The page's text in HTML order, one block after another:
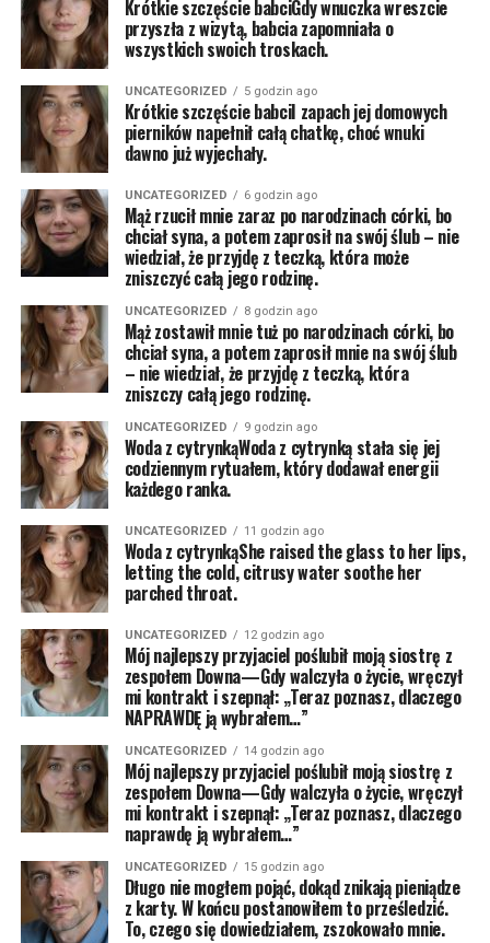
Krótkie szczęście babciGdy wnuczka wreszcie
przyszła z wizytą, babcia zapomniała o
wszystkich swoich troskach.
UNCATEGORIZED 5 godzin ago
Krótkie szczęście babciI zapach jej domowych
pierników napełnił całą chatkę, choć wnuki
dawno już wyjechały.
UNCATEGORIZED 6 godzin ago
Mąż rzucił mnie zaraz po narodzinach córki, bo
chciał syna, a potem zaprosił na swój ślub – nie
wiedział, że przyjdę z teczką, która może
zniszczyć całą jego rodzinę.
UNCATEGORIZED 8 godzin ago
Mąż zostawił mnie tuż po narodzinach córki, bo
chciał syna, a potem zaprosił mnie na swój ślub
– nie wiedział, że przyjdę z teczką, która
zniszczy całą jego rodzinę.
UNCATEGORIZED 9 godzin ago
Woda z cytrynkąWoda z cytrynką stała się jej
codziennym rytuałem, który dodawał energii
każdego ranka.
UNCATEGORIZED 11 godzin ago
Woda z cytrynkąShe raised the glass to her lips,
letting the cold, citrusy water soothe her
parched throat.
UNCATEGORIZED 12 godzin ago
Mój najlepszy przyjaciel poślubił moją siostrę z
zespołem Downa—Gdy walczyła o życie, wręczył
mi kontrakt i szepnął: „Teraz poznasz, dlaczego
NAPRAWDĘ ją wybrałem…”
UNCATEGORIZED 14 godzin ago
Mój najlepszy przyjaciel poślubił moją siostrę z
zespołem Downa—Gdy walczyła o życie, wręczył
mi kontrakt i szepnął: „Teraz poznasz, dlaczego
naprawdę ją wybrałem…”
UNCATEGORIZED 15 godzin ago
Długo nie mogłem pojąć, dokąd znikają pieniądze
z karty. W końcu postanowiłem to prześledzić.
To, czego się dowiedziałem, zszokowało mnie.